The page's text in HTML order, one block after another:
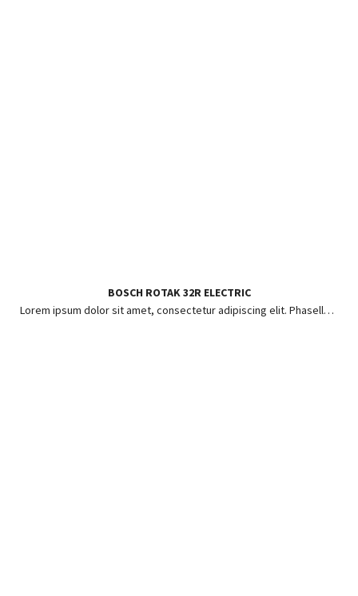
BOSCH ROTAK 32R ELECTRIC
Lorem ipsum dolor sit amet, consectetur adipiscing elit. Phasellus ut risus pharetra, posuere enim in, hendrerit lorem.